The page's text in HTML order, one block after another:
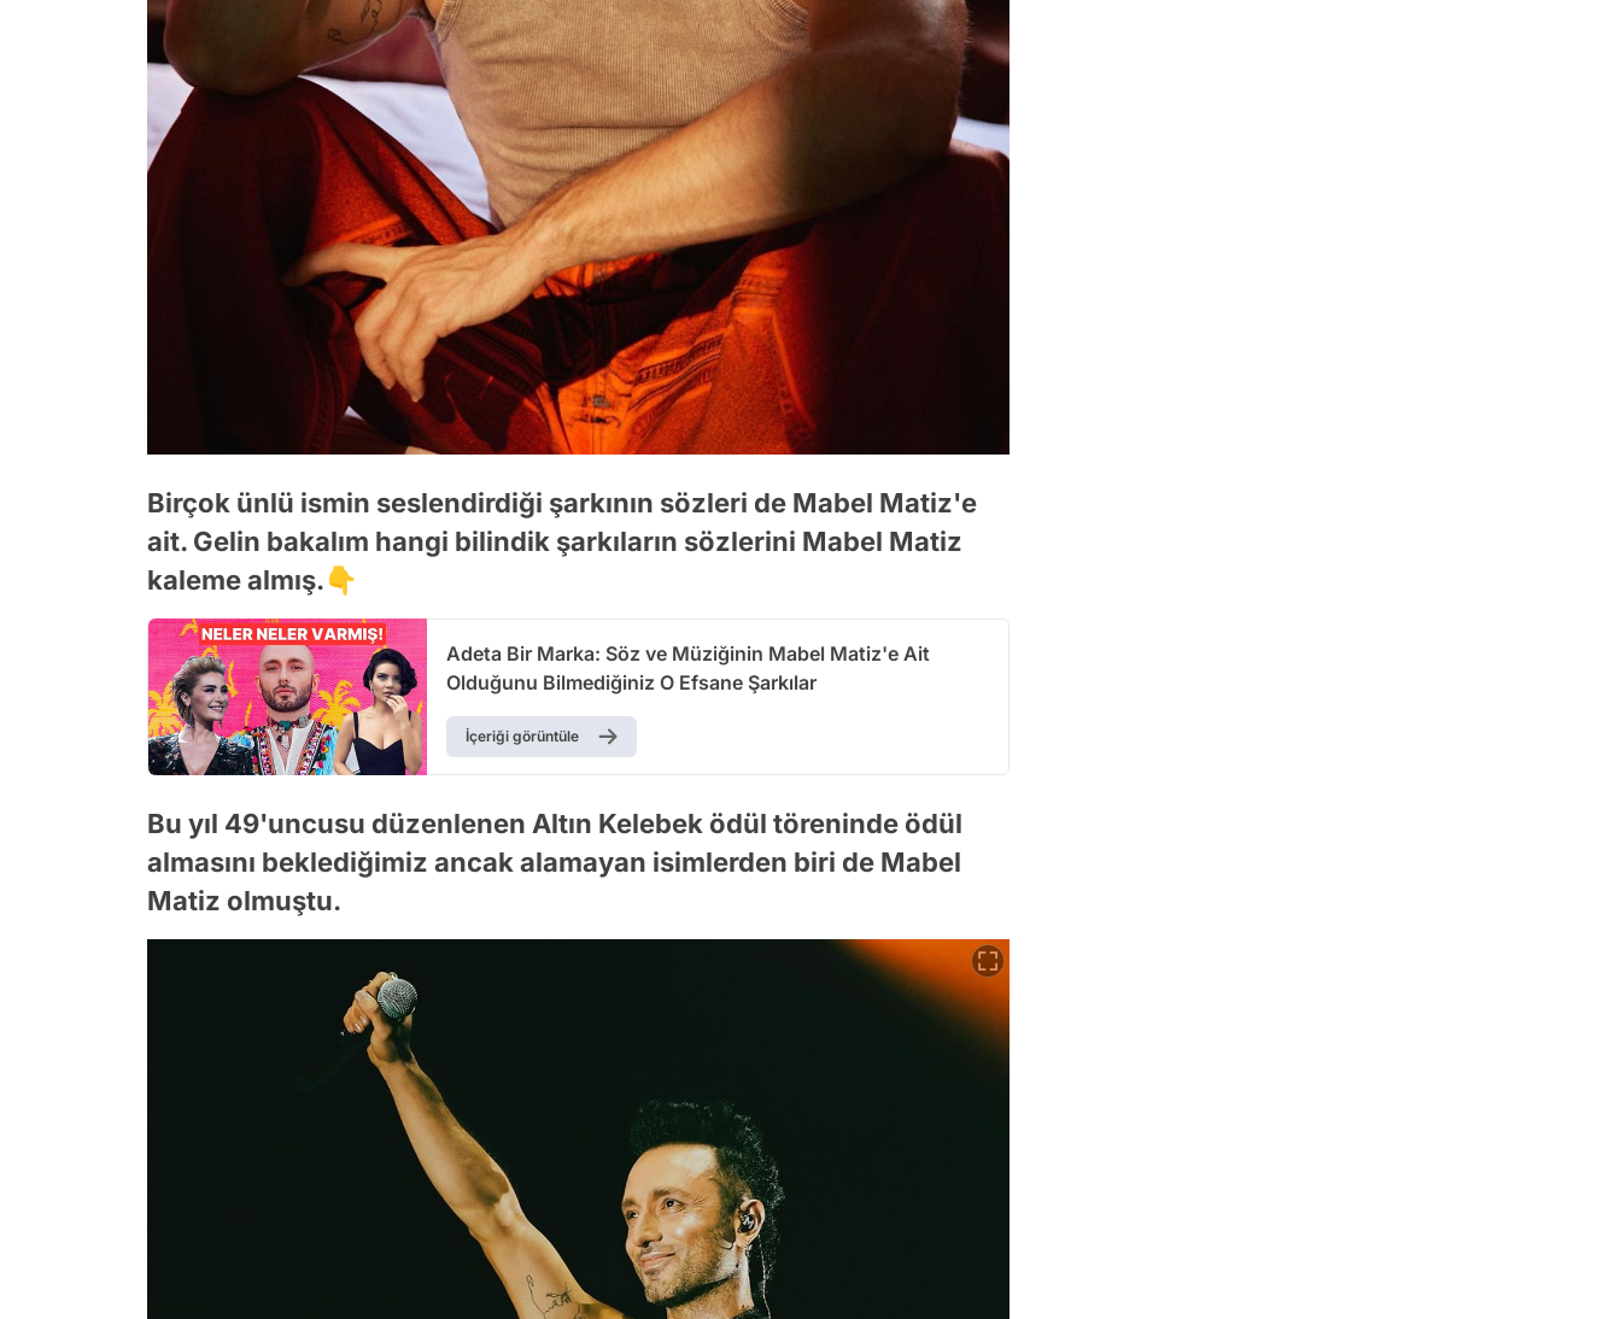
Birçok ünlü ismin seslendirdiği şarkının sözleri de Mabel Matiz'e
ait. Gelin bakalım hangi bilindik şarkıların sözlerini Mabel Matiz
kaleme almış.👇
Adeta Bir Marka: Söz ve Müziğinin Mabel Matiz'e Ait
Olduğunu Bilmediğiniz O Efsane Şarkılar
İçeriği görüntüle
Bu yıl 49'uncusu düzenlenen Altın Kelebek ödül töreninde ödül
almasını beklediğimiz ancak alamayan isimlerden biri de Mabel
Matiz olmuştu.